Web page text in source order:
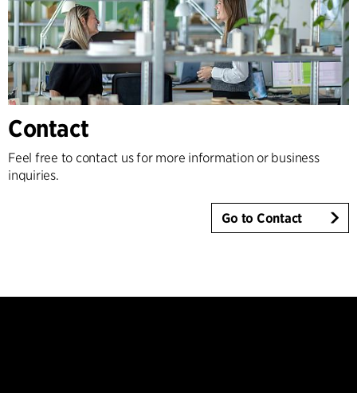
Contact
Feel free to contact us for more information or business
inquiries.
Go to Contact